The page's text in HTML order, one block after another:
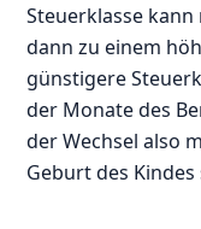
Steuerklasse
dann zu einem
günstigere
der Monate des
der Wechsel also
Geburt des